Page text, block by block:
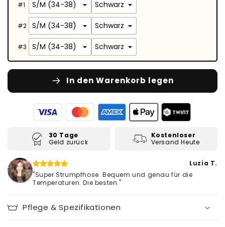
#1
#2
#3
In den Warenkorb legen
30 Tage
Geld zurück
Kostenloser
Versand Heute
Luzia T.
"Super Strumpfhose. Bequem und genau für die
Temperaturen. Die besten."
Pflege & Spezifikationen